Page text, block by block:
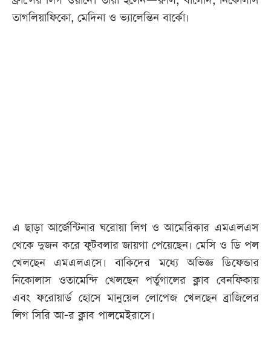
তাগলিয়াফিকো, মেদিনা ও ভ্যালেন্তিন বার্কো।
এ ছাড়া আর্জেন্টিনার ঘরোয়া লিগ ও আমেরিকার এমএলএস
থেকে দুজন করে ফুটবলার জায়গা পেয়েছেন। মেসি ও ডি পল
খেলছেন এমএলএসে। বাকিদের মধ্যে অভিজ্ঞ ডিফেন্ডার
নিকোলাস ওতামেন্দি খেলছেন পর্তুগালের ক্লাব বেনফিকায়
এবং ফরোয়ার্ড হোসে মানুয়েল লোপেজ খেলছেন ব্রাজিলের
লিগ সিরি আ-র ক্লাব পালমেইরাসে।